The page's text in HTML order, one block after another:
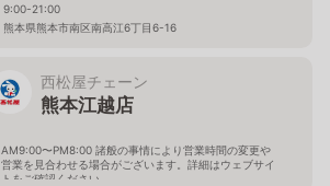
9:00-21:00
熊本県熊本市南区南高江6丁目6-16
西松屋チェーン
熊本江越店
AM9:00〜PM8:00 諸般の事情により営業時間の変更や
営業を見合わせる場合がございます。詳細はウェブサイ
トをご確認ください。